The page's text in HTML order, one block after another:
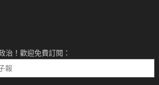
治！歡迎免費訂閱：